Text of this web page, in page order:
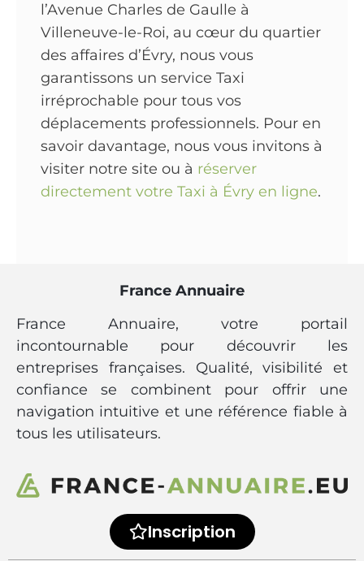
l’Avenue Charles de Gaulle à
Villeneuve-le-Roi, au cœur du quartier
des affaires d’Évry, nous vous
garantissons un service Taxi
irréprochable pour tous vos
déplacements professionnels. Pour en
savoir davantage, nous vous invitons à
visiter notre site ou à réserver
directement votre Taxi à Évry en ligne.
France Annuaire
France Annuaire, votre portail
incontournable pour découvrir les
entreprises françaises. Qualité, visibilité et
confiance se combinent pour offrir une
navigation intuitive et une référence fiable à
tous les utilisateurs.
Inscription